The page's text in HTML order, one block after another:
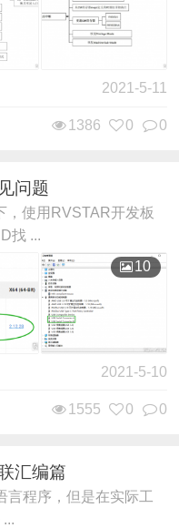
2021-5-11
0
0
1386
问题
，使用RVSTAR开发板
找 ...
10
2021-5-10
0
0
1555
汇编篇
言程序，但是在实际工